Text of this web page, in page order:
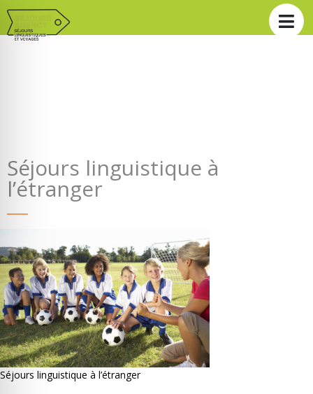
Séjours linguistique à
l’étranger
Séjours linguistique à l’étranger